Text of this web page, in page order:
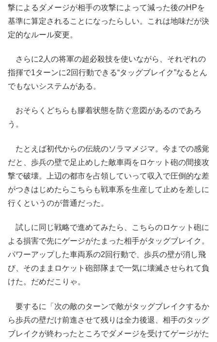
撃によるダメージが相手の攻撃によって減った後のHPを
基準に算定されることになったらしい。これは地味だが決
定的なルール変更。
さらに2人の将軍の超必殺技を使いながら、それぞれの
指揮で1ターンに2回行動できる“タッグブレイク”なるとん
でもないシステムがある。
おそらくどちらも膠着状態を防ぐ意図があるのであろ
う。
たとえば初代からの伝統のソラマメジマ。今までの感覚
だと、歩兵の壁で足止めした敵車両をロケット砲の間接攻
撃で破壊。上辺の都市を占領していって収入で圧倒的な差
がつきはじめたらこちらも戦車系を生産して止めを差しに
行くというのが普通だった。
試しに同じ戦略で進めてみたら、こちらのロケット砲に
よる損害で先にゲージがたまった相手がタッグブレイク。
パワーアップした車両系の2回行動で、歩兵の壁が消し飛
び、そのままロケット砲部隊まで一気に壊滅させられて負
けた。だめだこりゃ。
要するに「次の敵のターンで敵がタッグブレイクするか
ら歩兵の壁だけ前進させて残りは全力後退、相手のタッグ
ブレイクが終わったところでダメージを受けてゲージがた